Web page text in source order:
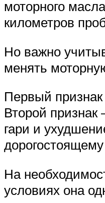
моторного
километров
Но важно
менять
Первый
Второй
гари и
На
условиях она